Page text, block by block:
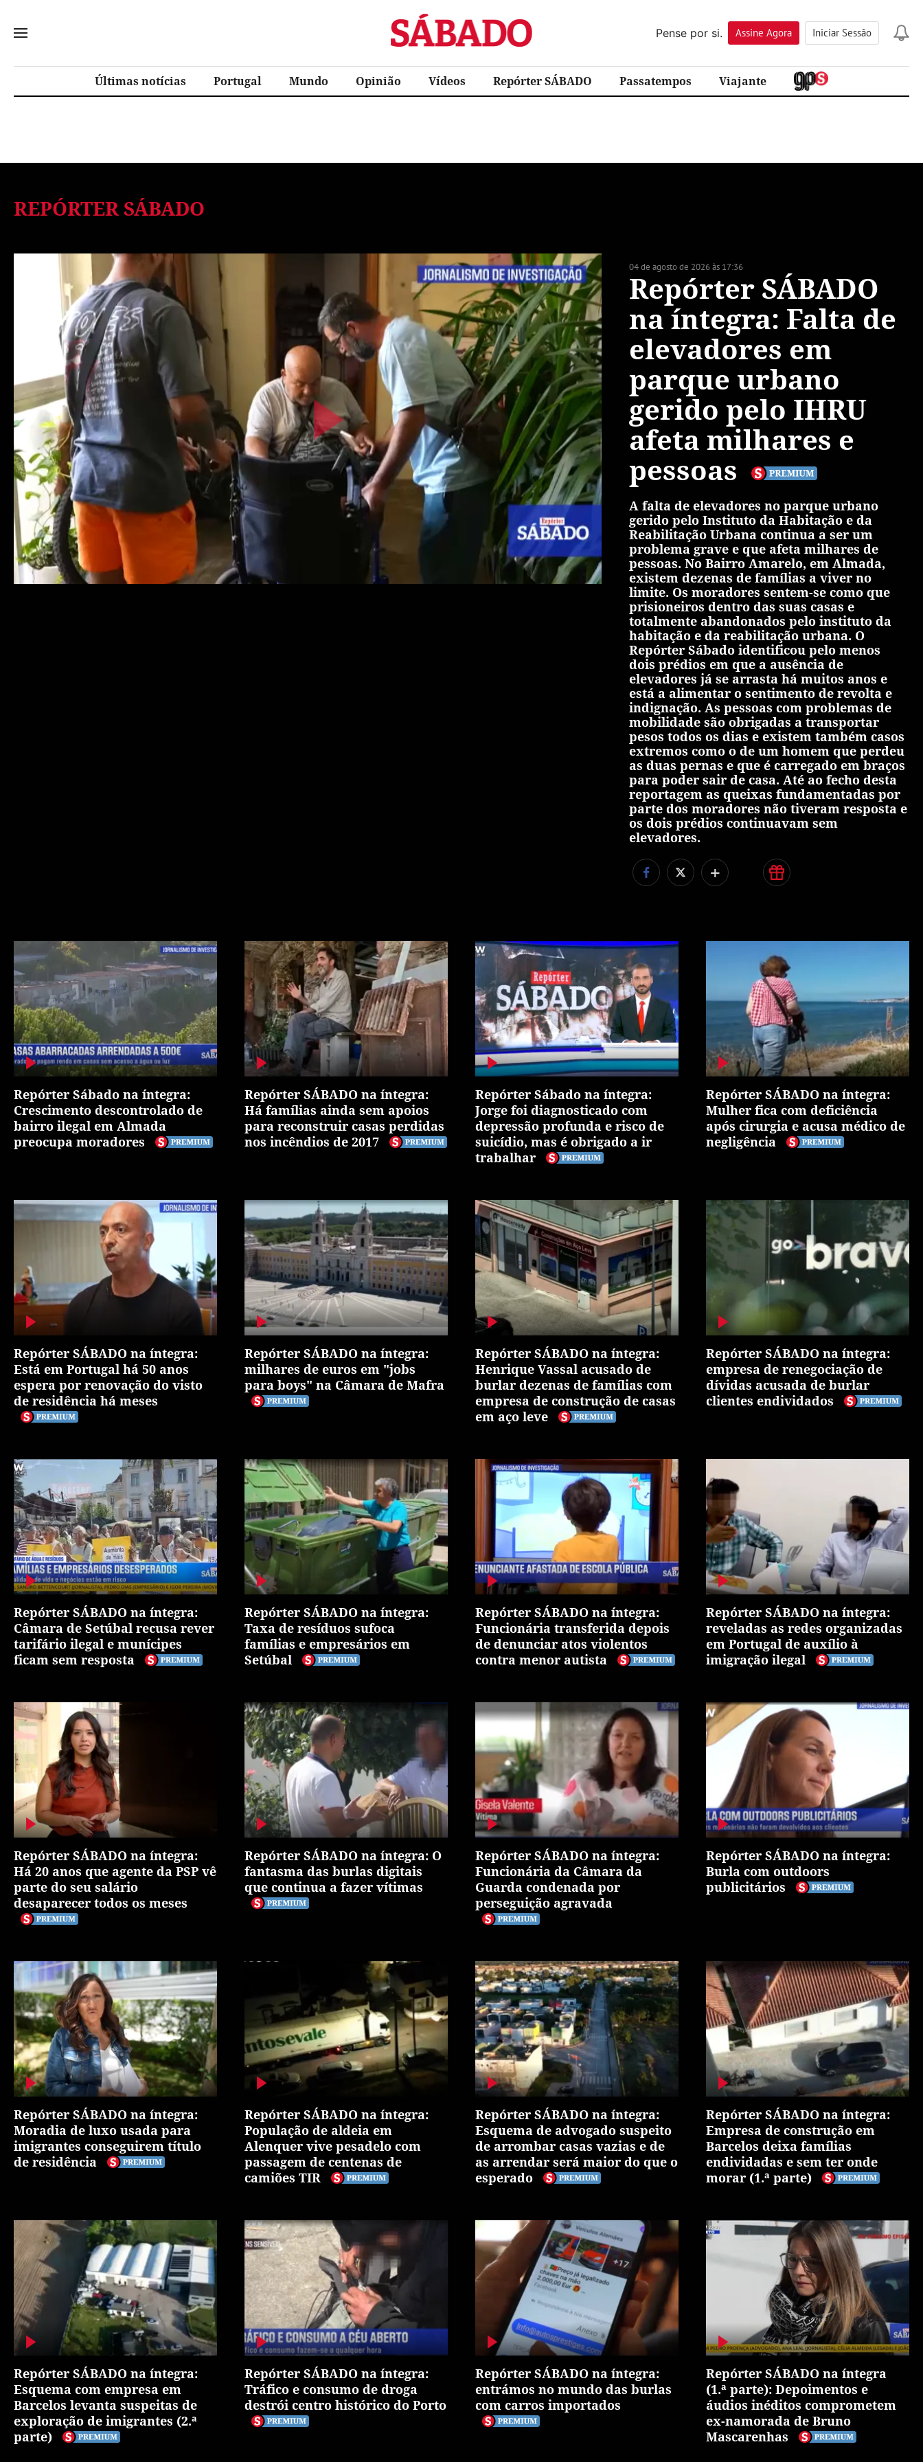
Sábado
Pense por si.
Assine Agora Iniciar Sessão
Últimas notícias Portugal Mundo Opinião Vídeos Repórter SÁBADO Passatempos Viajante
REPÓRTER SÁBADO
04 de agosto de 2026 às 17:36
Repórter SÁBADO
na íntegra: Falta de
elevadores em
parque urbano
gerido pelo IHRU
afeta milhares e
pessoas
A falta de elevadores no parque urbano
gerido pelo Instituto da Habitação e da
Reabilitação Urbana continua a ser um
problema grave e que afeta milhares de
pessoas. No Bairro Amarelo, em Almada,
existem dezenas de famílias a viver no
limite. Os moradores sentem-se como que
prisioneiros dentro das suas casas e
totalmente abandonados pelo instituto da
habitação e da reabilitação urbana. O
Repórter Sábado identificou pelo menos
dois prédios em que a ausência de
elevadores já se arrasta há muitos anos e
está a alimentar o sentimento de revolta e
indignação. As pessoas com problemas de
mobilidade são obrigadas a transportar
pesos todos os dias e existem também casos
extremos como o de um homem que perdeu
as duas pernas e que é carregado em braços
para poder sair de casa. Até ao fecho desta
reportagem as queixas fundamentadas por
parte dos moradores não tiveram resposta e
os dois prédios continuavam sem
elevadores.
+
Repórter Sábado na íntegra:
Crescimento descontrolado de
bairro ilegal em Almada
preocupa moradores
Repórter SÁBADO na íntegra:
Há famílias ainda sem apoios
para reconstruir casas perdidas
nos incêndios de 2017
Repórter Sábado na íntegra:
Jorge foi diagnosticado com
depressão profunda e risco de
suicídio, mas é obrigado a ir
trabalhar
Repórter SÁBADO na íntegra:
Mulher fica com deficiência
após cirurgia e acusa médico de
negligência
Repórter SÁBADO na íntegra:
Está em Portugal há 50 anos
espera por renovação do visto
de residência há meses
Repórter SÁBADO na íntegra:
milhares de euros em "jobs
para boys" na Câmara de Mafra
Repórter SÁBADO na íntegra:
Henrique Vassal acusado de
burlar dezenas de famílias com
empresa de construção de casas
em aço leve
Repórter SÁBADO na íntegra:
empresa de renegociação de
dívidas acusada de burlar
clientes endividados
Repórter SÁBADO na íntegra:
Câmara de Setúbal recusa rever
tarifário ilegal e munícipes
ficam sem resposta
Repórter SÁBADO na íntegra:
Taxa de resíduos sufoca
famílias e empresários em
Setúbal
Repórter SÁBADO na íntegra:
Funcionária transferida depois
de denunciar atos violentos
contra menor autista
Repórter SÁBADO na íntegra:
reveladas as redes organizadas
em Portugal de auxílio à
imigração ilegal
Repórter SÁBADO na íntegra:
Há 20 anos que agente da PSP vê
parte do seu salário
desaparecer todos os meses
Repórter SÁBADO na íntegra: O
fantasma das burlas digitais
que continua a fazer vítimas
Repórter SÁBADO na íntegra:
Funcionária da Câmara da
Guarda condenada por
perseguição agravada
Repórter SÁBADO na íntegra:
Burla com outdoors
publicitários
Repórter SÁBADO na íntegra:
Moradia de luxo usada para
imigrantes conseguirem título
de residência
Repórter SÁBADO na íntegra:
População de aldeia em
Alenquer vive pesadelo com
passagem de centenas de
camiões TIR
Repórter SÁBADO na íntegra:
Esquema de advogado suspeito
de arrombar casas vazias e de
as arrendar será maior do que o
esperado
Repórter SÁBADO na íntegra:
Empresa de construção em
Barcelos deixa famílias
endividadas e sem ter onde
morar (1.ª parte)
Repórter SÁBADO na íntegra:
Esquema com empresa em
Barcelos levanta suspeitas de
exploração de imigrantes (2.ª
parte)
Repórter SÁBADO na íntegra:
Tráfico e consumo de droga
destrói centro histórico do Porto
Repórter SÁBADO na íntegra:
entrámos no mundo das burlas
com carros importados
Repórter SÁBADO na íntegra
(1.ª parte): Depoimentos e
áudios inéditos comprometem
ex-namorada de Bruno
Mascarenhas